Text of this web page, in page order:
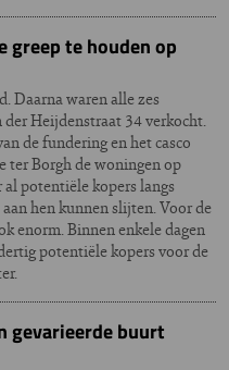
greep te houden op
Daarna waren alle zes
der Heijdenstraat 34 verkocht.
de fundering en het casco
ter Borgh de woningen op
potentiële kopers langs
hen kunnen slijten. Voor de
enorm. Binnen enkele dagen
potentiële kopers voor de
gevarieerde buurt